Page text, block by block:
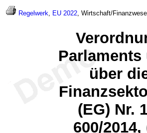
Regelwerk, EU 2022, Wirtschaft/
Parlaments
über
(EG) Nr.
600/